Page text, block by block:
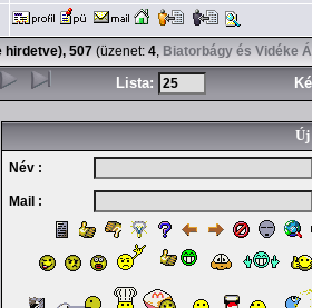
hirdetve), 507 (üzenet: 4, Biatorbágy és Vidéke
Lista:
Új
Név :
Mail :